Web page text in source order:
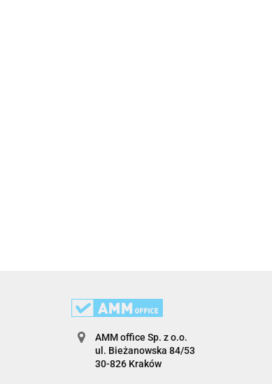
AMM office Sp. z o.o.
ul. Bieżanowska 84/53
30-826 Kraków